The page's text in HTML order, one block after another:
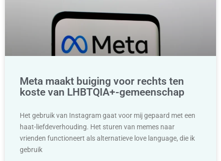
Meta maakt buiging voor rechts ten
koste van LHBTQIA+-gemeenschap
Het gebruik van Instagram gaat voor mij gepaard met een
haat-liefdeverhouding. Het sturen van memes naar
vrienden functioneert als alternatieve love language, die ik
gebruik